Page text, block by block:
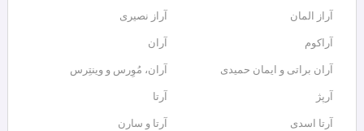
آراز المان آراز نصیری
آراکوم آران
آران براتی و ایمان حمیدی آران، مُوِرس و وینتِرس
آرپژ آرتا
آرتا اسدی آرتا و سارن